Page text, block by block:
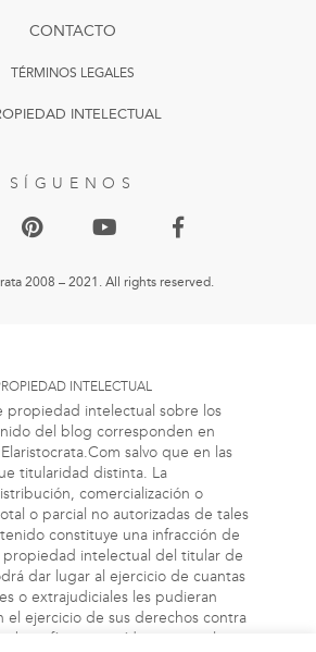
SÍGUENOS
2008 – 2021. All rights reserved.
INTELECTUAL
TÉRMINOS LEGALES
CONTACTO
INTELECTUAL
propiedad intelectual sobre los
del blog corresponden en
salvo que en las
titularidad distinta. La
comercialización o
o parcial no autorizadas de tales
constituye una infracción de
propiedad intelectual del titular de
dar lugar al ejercicio de cuantas
o extrajudiciales les pudieran
el ejercicio de sus derechos contra
bien físicas o jurídicas que vulneren